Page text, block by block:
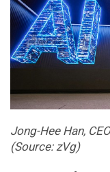
Jong-Hee Han,
(Source: zVg)